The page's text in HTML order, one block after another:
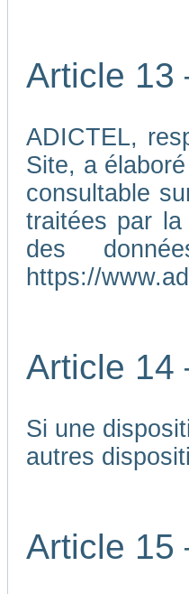
Article 13
ADICTEL,
Site, a
consultable
traitées par
des
https://
Article 14
Si une
autres
Article 15